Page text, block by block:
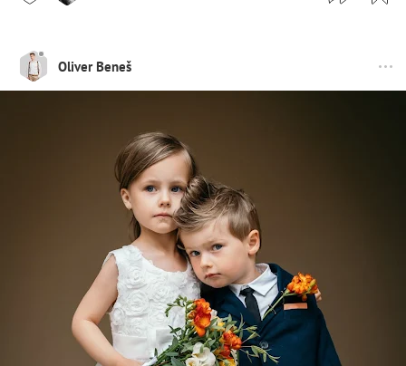
Oliver Beneš